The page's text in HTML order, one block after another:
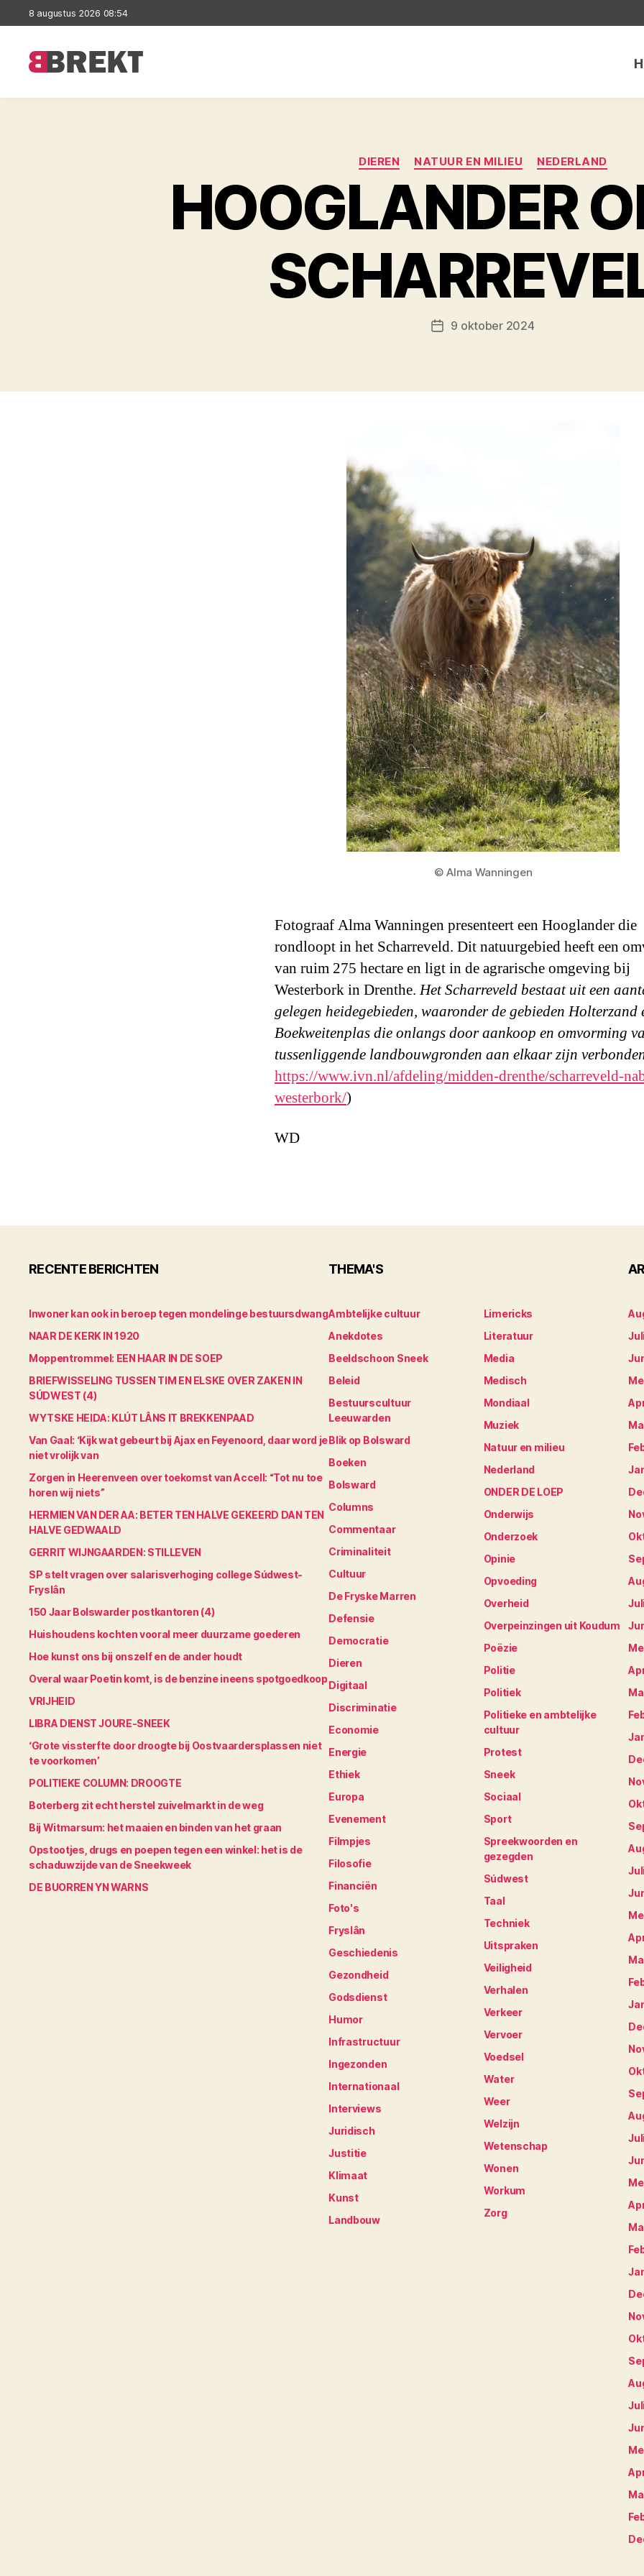
8 augustus 2026 08:54
Categorieën
DIEREN NATUUR EN MILIEU NEDERLAND
HOOGLANDER
Berichtdatum
9 oktober 2024
© Alma Wanningen
Fotograaf Alma Wanningen presenteert een Hooglander die
rondloopt in het Scharreveld. Dit natuurgebied heeft een
van ruim 275 hectare en ligt in de agrarische omgeving bij
Westerbork in Drenthe.Het Scharreveld bestaat uit een
gelegen heidegebieden, waaronder de gebieden Holterzand
Boekweitenplas die onlangs door aankoop en omvorming
tussenliggende landbouwgronden aan elkaar zijn
https://www.ivn.nl/afdeling/midden-drenthe/scharreveld-
westerbork/)
WD
RECENTE BERICHTEN
Inwoner kan ook in beroep tegen mondelinge bestuursdwang
NAAR DE KERK IN 1920
Moppentrommel: EEN HAAR IN DE SOEP
BRIEFWISSELING TUSSEN TIM EN ELSKE OVER ZAKEN IN
SÚDWEST (4)
WYTSKE HEIDA: KLÚT LÂNS IT BREKKENPAAD
Van Gaal: ‘Kijk wat gebeurt bij Ajax en Feyenoord, daar word je
niet vrolijk van
Zorgen in Heerenveen over toekomst van Accell: “Tot nu toe
horen wij niets”
HERMIEN VAN DER AA: BETER TEN HALVE GEKEERD DAN TEN
HALVE GEDWAALD
GERRIT WIJNGAARDEN: STILLEVEN
SP stelt vragen over salarisverhoging college Súdwest-
Fryslân
150 Jaar Bolswarder postkantoren (4)
Huishoudens kochten vooral meer duurzame goederen
Hoe kunst ons bij onszelf en de ander houdt
Overal waar Poetin komt, is de benzine ineens spotgoedkoop
VRIJHEID
LIBRA DIENST JOURE-SNEEK
‘Grote vissterfte door droogte bij Oostvaardersplassen niet
te voorkomen’
POLITIEKE COLUMN: DROOGTE
Boterberg zit echt herstel zuivelmarkt in de weg
Bij Witmarsum: het maaien en binden van het graan
Opstootjes, drugs en poepen tegen een winkel: het is de
schaduwzijde van de Sneekweek
DE BUORREN YN WARNS
THEMA'S
Ambtelijke cultuur
Anekdotes
Beeldschoon Sneek
Beleid
Bestuurscultuur
Leeuwarden
Blik op Bolsward
Boeken
Bolsward
Columns
Commentaar
Criminaliteit
Cultuur
De Fryske Marren
Defensie
Democratie
Dieren
Digitaal
Discriminatie
Economie
Energie
Ethiek
Europa
Evenement
Filmpjes
Filosofie
Financiën
Foto's
Fryslân
Geschiedenis
Gezondheid
Godsdienst
Humor
Infrastructuur
Ingezonden
Internationaal
Interviews
Juridisch
Justitie
Klimaat
Kunst
Landbouw
Limericks
Literatuur
Media
Medisch
Mondiaal
Muziek
Natuur en milieu
Nederland
ONDER DE LOEP
Onderwijs
Onderzoek
Opinie
Opvoeding
Overheid
Overpeinzingen uit Koudum
Poëzie
Politie
Politiek
Politieke en ambtelijke
cultuur
Protest
Sneek
Sociaal
Sport
Spreekwoorden en
gezegden
Súdwest
Taal
Techniek
Uitspraken
Veiligheid
Verhalen
Verkeer
Vervoer
Voedsel
Water
Weer
Welzijn
Wetenschap
Wonen
Workum
Zorg